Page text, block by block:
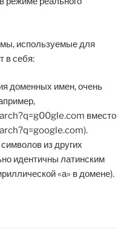
используемые для
в себя:
доменных имен, очень
вместо
из других
идентичны латинским
«а» в домене).